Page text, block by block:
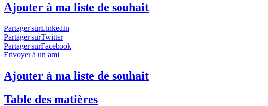
Ajouter à ma liste de souhait
Partager surLinkedIn
Partager surTwitter
Partager surFacebook
Envoyer à un ami
Ajouter à ma liste de souhait
Table des matières